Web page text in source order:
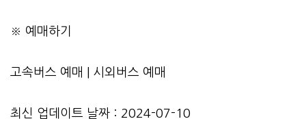
※ 예매하기
고속버스 예매 시외버스 예매
최신 업데이트 날짜 : 2024-07-10